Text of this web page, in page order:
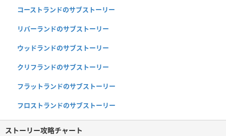
コーストランドのサブストーリー
リバーランドのサブストーリー
ウッドランドのサブストーリー
クリフランドのサブストーリー
フラットランドのサブストーリー
フロストランドのサブストーリー
ストーリー攻略チャート